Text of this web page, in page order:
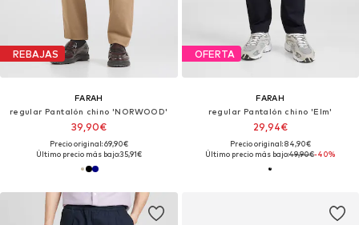
REBAJAS
FARAH
regular Pantalón chino 'NORWOOD'
39,90€
Precio original: 69,90€
Último precio más bajo:35,91€
OFERTA
FARAH
regular Pantalón chino 'Elm'
29,94€
Precio original: 84,90€
Último precio más bajo:49,90€-40%